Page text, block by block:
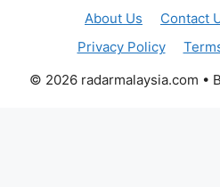
About Us Contact
Privacy Policy
© 2026 radarmalaysia.com •